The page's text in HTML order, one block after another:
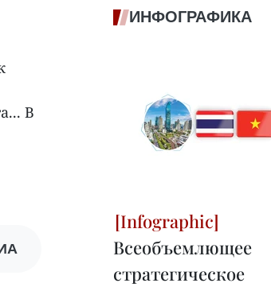
В
ИНФОГРАФИКА
Всеобъемлющее
стратегическое